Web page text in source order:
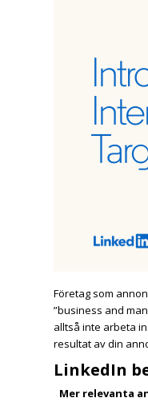
Företag som
”business and
alltså inte arbeta
resultat av din
LinkedIn
Mer relevanta